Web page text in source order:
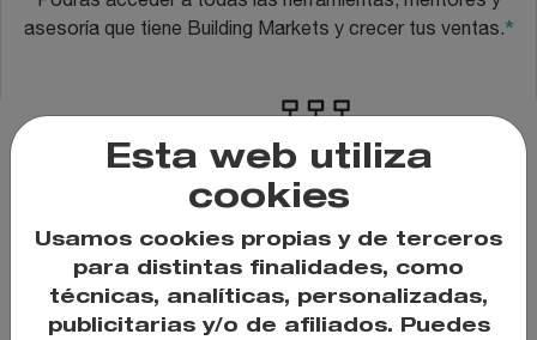
asesoría que tiene Building Markets y crecer tus ventas.*
3.
Harás parte de una red internacional de empresas para
acceder a nuevos mercados nacionales e
internacionales.*
Esta web utiliza
cookies
Usamos cookies propias y de terceros
para distintas finalidades, como
técnicas, analíticas, personalizadas,
publicitarias y/o de afiliados. Puedes